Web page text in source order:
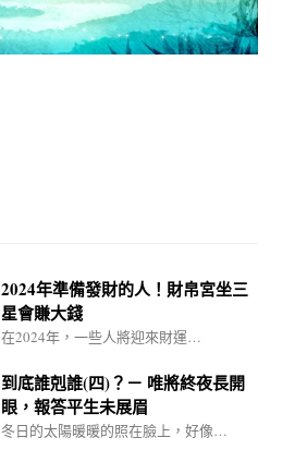
2024年準備發財的人！財帛宮坐三
星會賺大錢
在2024年，一些人將迎來財運…
到底誰剋誰(四)？－ 唯將終夜長開
眼，報答平生未展眉
冬日的太陽暖暖的照在臉上，好像…